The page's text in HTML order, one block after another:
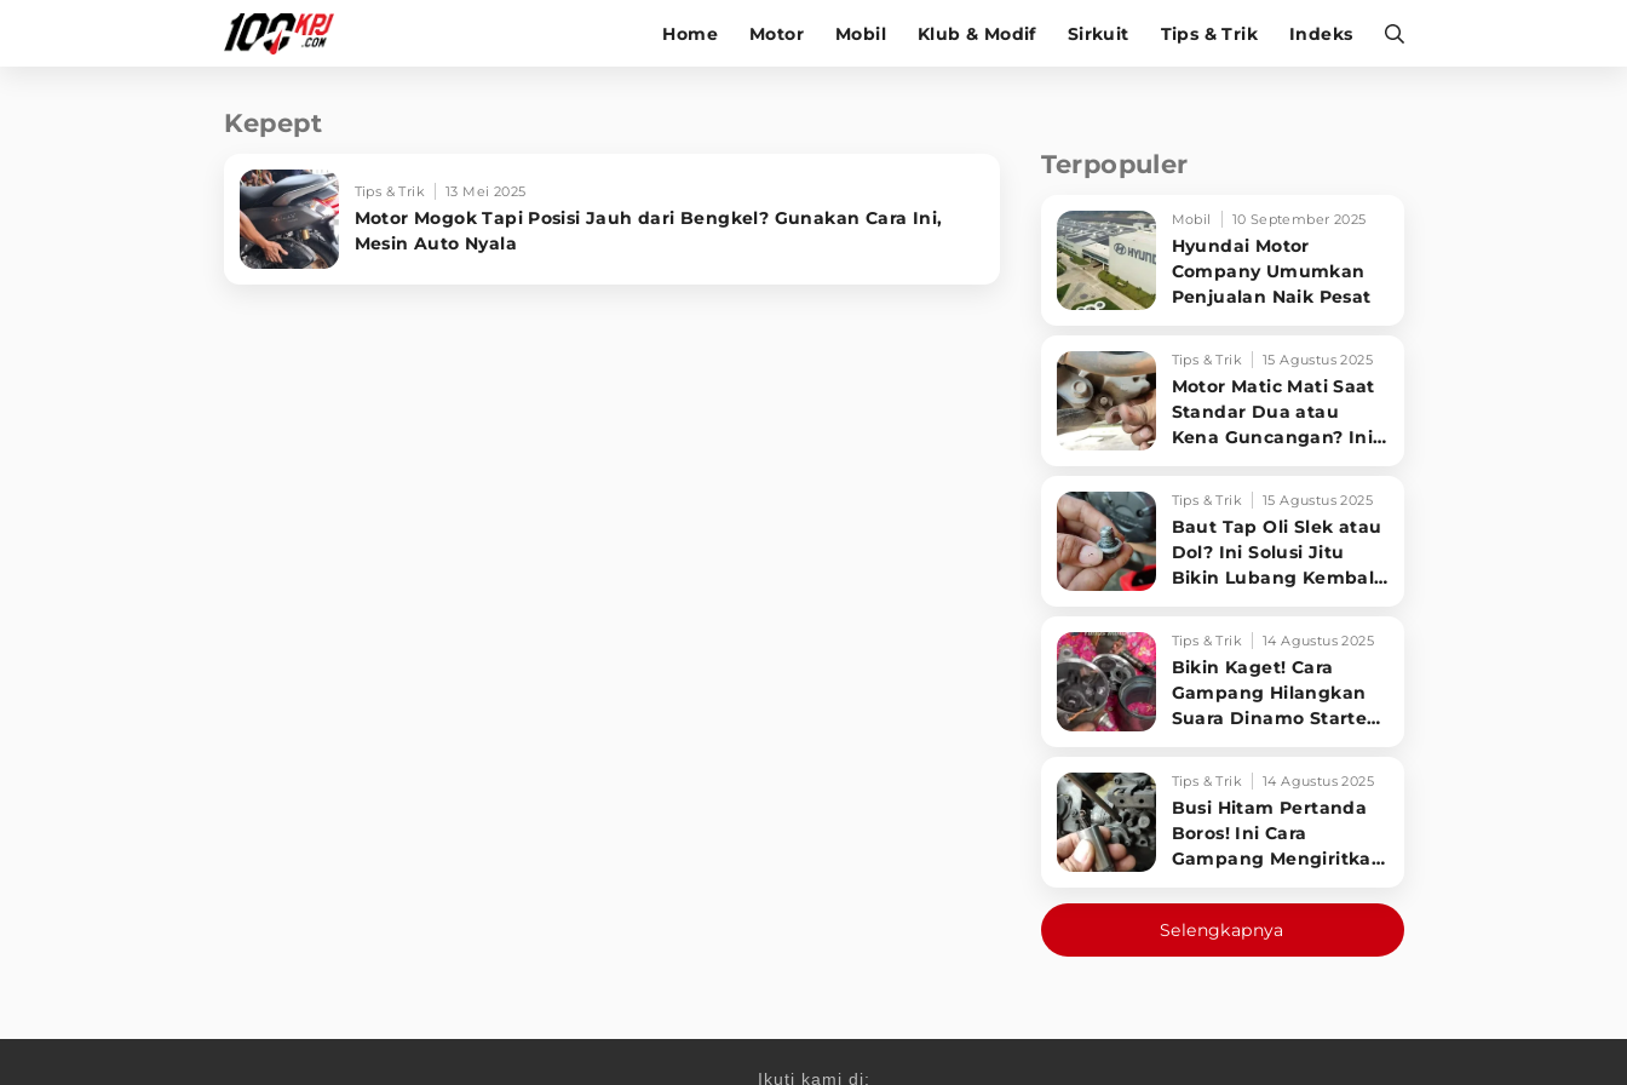
Home Motor Mobil Klub & Modif Sirkuit Tips & Trik Indeks
Kepept
Tips & Trik 13 Mei 2025
Motor Mogok Tapi Posisi Jauh dari Bengkel? Gunakan Cara Ini,
Mesin Auto Nyala
Terpopuler
Mobil 10 September 2025
Hyundai Motor
Company Umumkan
Penjualan Naik Pesat
Tips & Trik 15 Agustus 2025
Motor Matic Mati Saat
Standar Dua atau
Kena Guncangan? Ini
Tips & Trik 15 Agustus 2025
Baut Tap Oli Slek atau
Dol? Ini Solusi Jitu
Bikin Lubang Kembali
Tips & Trik 14 Agustus 2025
Bikin Kaget! Cara
Gampang Hilangkan
Suara Dinamo Starter
Dimatikan!
Tips & Trik 14 Agustus 2025
Busi Hitam Pertanda
Boros! Ini Cara
Gampang Mengiritkan
Lebih Irit!
Selengkapnya
Ikuti kami di: